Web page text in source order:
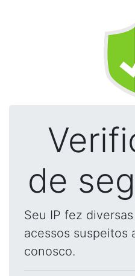
de
Seu IP fez
acessos suspeitos
conosco.